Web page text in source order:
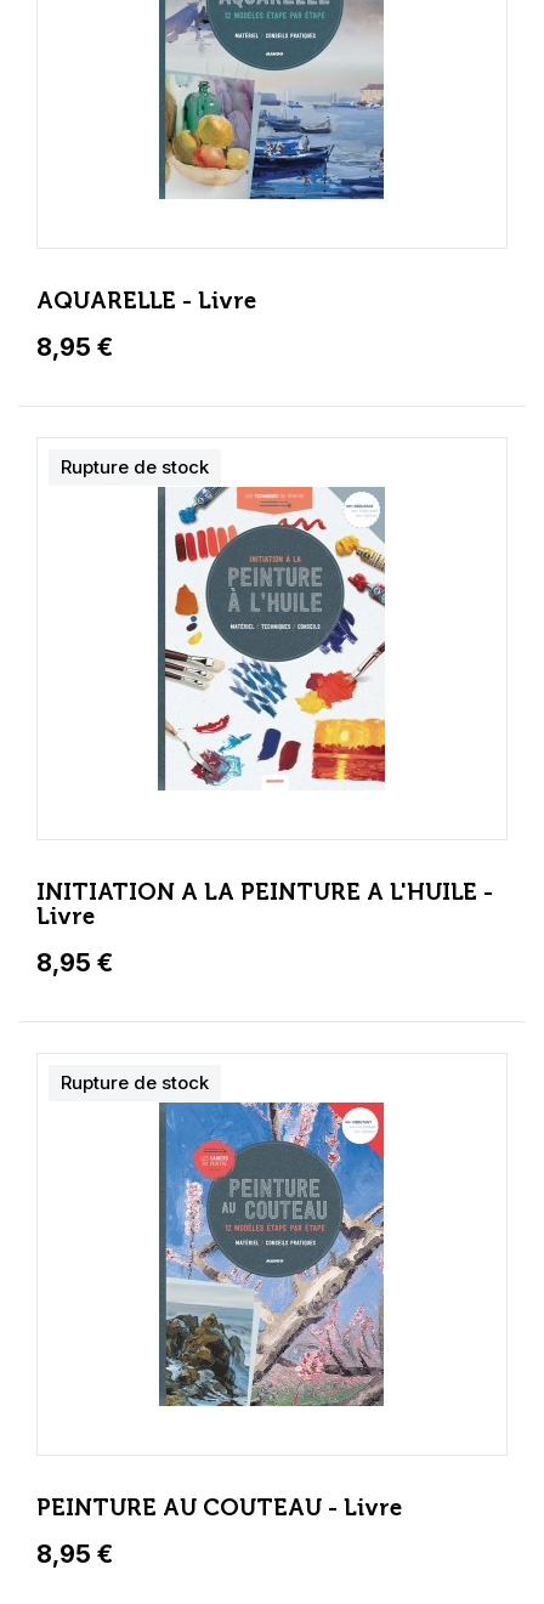
AQUARELLE - Livre
8,95 €
INITIATION A LA PEINTURE A L'HUILE -
Livre
8,95 €
Rupture de stock
PEINTURE AU COUTEAU - Livre
8,95 €
Rupture de stock